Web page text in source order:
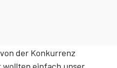
der Konkurrenz